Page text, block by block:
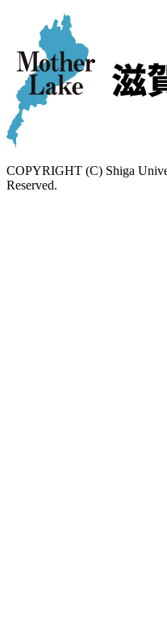
COPYRIGHT (C) Shiga
Reserved.